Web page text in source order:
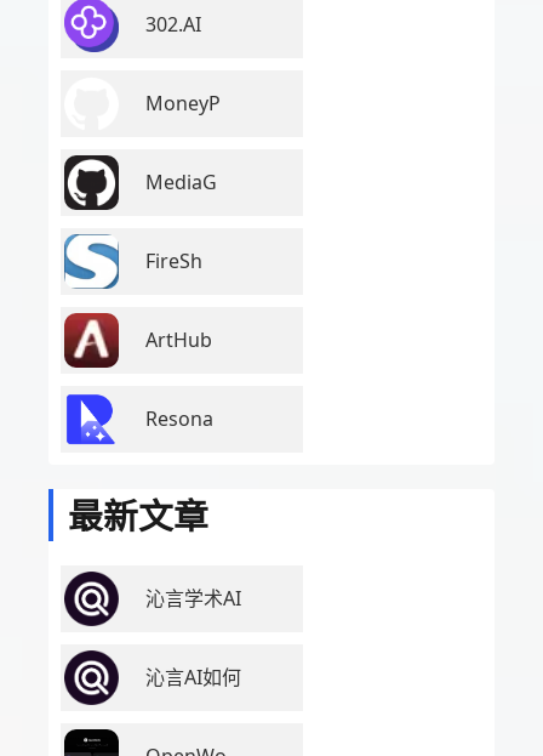
302.AI
MoneyP
MediaG
FireSh
ArtHub
Resona
最新文章
沁言学术AI
沁言AI如何